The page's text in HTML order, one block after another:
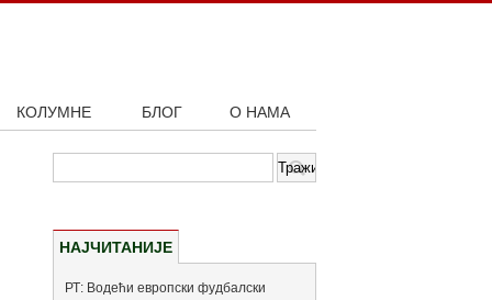
КОЛУМНЕ БЛОГ О НАМА
НАЈЧИТАНИЈЕ
РТ: Водећи европски фудбалски